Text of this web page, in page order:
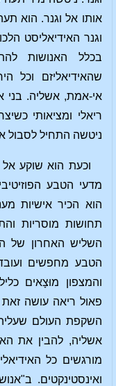
אותו אל וגנר. הוא
וגנר האידיאליסט
בכלל האנושות
שהאידיאליזם וכל
אי-אמת, אשליה.
ריאלי ומציאותי
ניטשה התחיל לסבול
וכעת הוא שוקע אל
מדעי הטבע
הוא הכיר אישיות
תחושות מוסריות
הטבע מחפשים
והמצפון מוּצָאים
פאול ריאה עושה
השקפת העולם
אשליה, להבין את
מורגשים כל
ואינסטינקטים.